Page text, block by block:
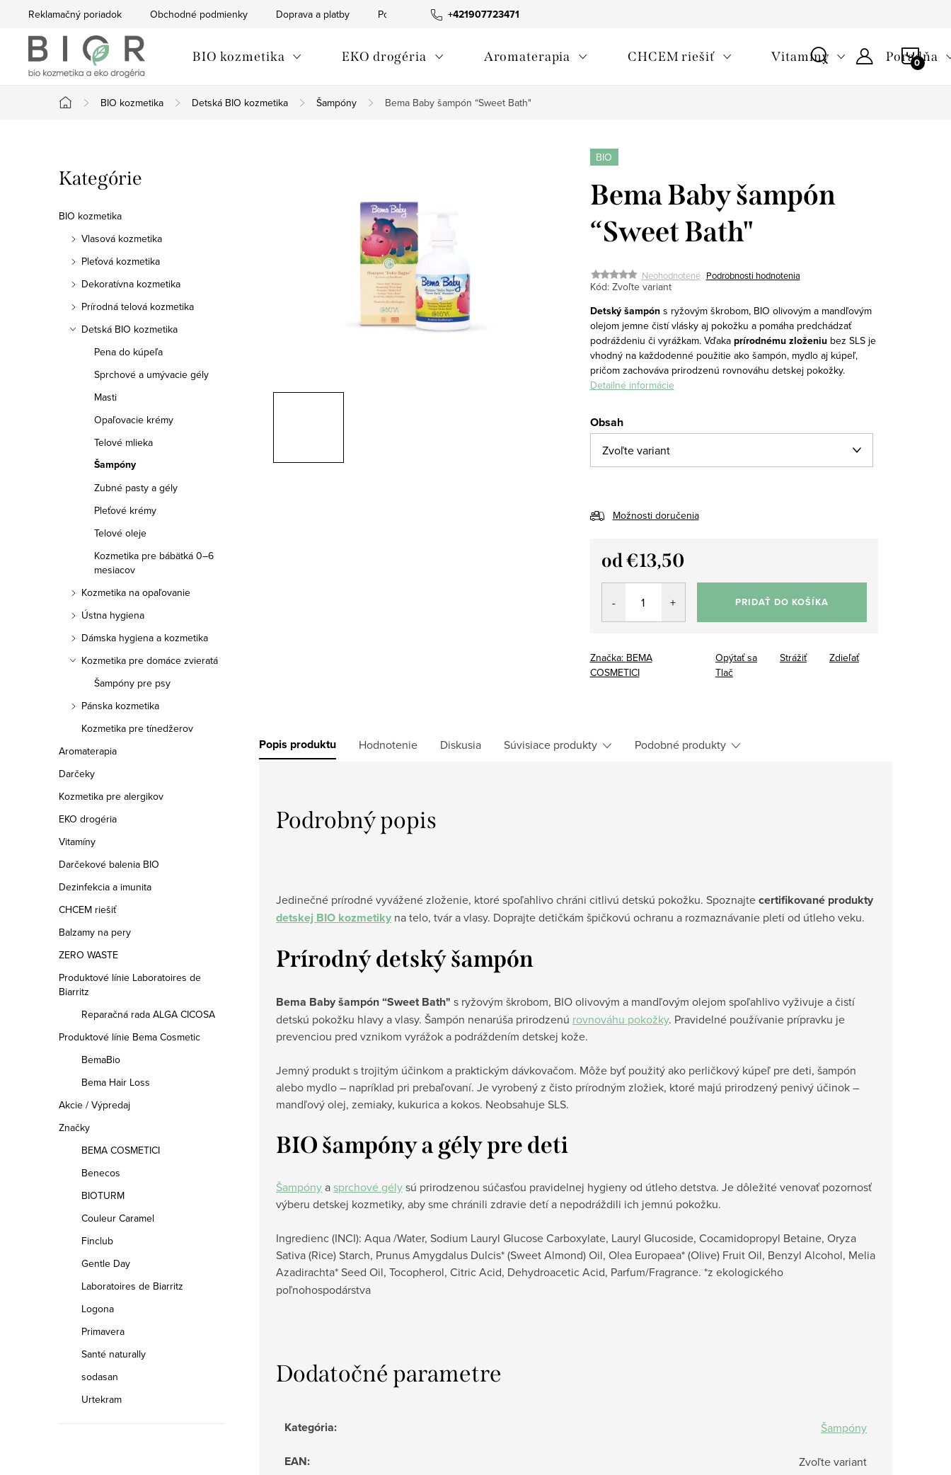
+421907723471
Reklamačný poriadok Obchodné podmienky Doprava a platby Podmienky ochrany osobných údajov
BIO kozmetika EKO drogéria Aromaterapia CHCEM riešiť Vitamíny Poradňa
Domov
BIO kozmetika Detská BIO kozmetika Šampóny Bema Baby šampón “Sweet Bath"
o
č
n
Preskočiť
kategórie
Kategórie
BIO kozmetika
Vlasová kozmetika
Pleťová kozmetika
Dekoratívna kozmetika
Prírodná telová kozmetika
Detská BIO kozmetika
Pena do kúpeľa
Sprchové a umývacie gély
Masti
Opaľovacie krémy
Telové mlieka
Šampóny
Zubné pasty a gély
Pleťové krémy
Telové oleje
Kozmetika pre bábätká 0–6
mesiacov
Kozmetika na opaľovanie
Ústna hygiena
Dámska hygiena a kozmetika
Kozmetika pre domáce zvieratá
Šampóny pre psy
Pánska kozmetika
Kozmetika pre tínedžerov
Aromaterapia
Darčeky
Kozmetika pre alergikov
EKO drogéria
Vitamíny
Darčekové balenia BIO
Dezinfekcia a imunita
CHCEM riešiť
Balzamy na pery
ZERO WASTE
Produktové línie Laboratoires de
Biarritz
Reparačná rada ALGA CICOSA
Produktové línie Bema Cosmetic
BemaBio
Bema Hair Loss
Akcie / Výpredaj
Značky
BEMA COSMETICI
Benecos
BIOTURM
Couleur Caramel
Finclub
Gentle Day
Laboratoires de Biarritz
Logona
Primavera
Santé naturally
sodasan
Urtekram
BIO
Bema Baby šampón
“Sweet Bath"
Neohodnotené Podrobnosti hodnotenia
Kód: Zvoľte variant
Detský šampóns ryžovým škrobom, BIO olivovým a mandľovým
olejom jemne čistí vlásky aj pokožku a pomáha predchádzať
podráždeniu či vyrážkam. Vďaka prírodnému zloženiubez SLS je
vhodný na každodenné použitie ako šampón, mydlo aj kúpeľ,
pričom zachováva prirodzenú rovnováhu detskej pokožky.
Detailné informácie
Obsah
Možnosti doručenia
od€13,50
Jednotková
PRIDAŤ DO KOŠÍKA
Značka: BEMA
COSMETICI
Tlač
Opýtať sa Strážiť Zdieľať
Popis produktu Hodnotenie Diskusia Súvisiace produkty Podobné produkty
Podrobný popis
Jedinečné prírodné vyvážené zloženie, ktoré spoľahlivo chráni citlivú detskú pokožku. Spoznajtecertifikované produkty
detskej BIO kozmetiky na telo, tvár a vlasy. Doprajte detičkám špičkovú ochranu a rozmaznávanie pleti od útleho veku.
Prírodný detský šampón
Bema Baby šampón “Sweet Bath" s ryžovým škrobom, BIO olivovým a mandľovým olejom spoľahlivo vyživuje a čistí
detskú pokožku hlavy a vlasy. Šampón nenarúša prirodzenú rovnováhu pokožky. Pravidelné používanie prípravku je
prevenciou pred vznikom vyrážok a podráždením detskej kože.
Jemný produkt s trojitým účinkom a praktickým dávkovačom. Môže byť použitý ako perličkový kúpeľ pre deti, šampón
alebo mydlo – napríklad pri prebaľovaní. Je vyrobený z čisto prírodným zložiek, ktoré majú prirodzený penivý účinok –
mandľový olej, zemiaky, kukurica a kokos. Neobsahuje SLS.
BIO šampóny a gély pre deti
Šampónyasprchové gélysú prirodzenou súčasťou pravidelnej hygieny od útleho detstva. Je dôležité venovať pozornosť
výberu detskej kozmetiky, aby sme chránili zdravie detí a nepodráždili ich jemnú pokožku.
Ingredienc (INCI): Aqua /Water, Sodium Lauryl Glucose Carboxylate, Lauryl Glucoside, Cocamidopropyl Betaine, Oryza
Sativa (Rice) Starch, Prunus Amygdalus Dulcis* (Sweet Almond) Oil, Olea Europaea* (Olive) Fruit Oil, Benzyl Alcohol, Melia
Azadirachta* Seed Oil, Tocopherol, Citric Acid, Dehydroacetic Acid, Parfum/Fragrance. *z ekologického
poľnohospodárstva
Dodatočné parametre
Kategória: Šampóny
EAN: Zvoľte variant